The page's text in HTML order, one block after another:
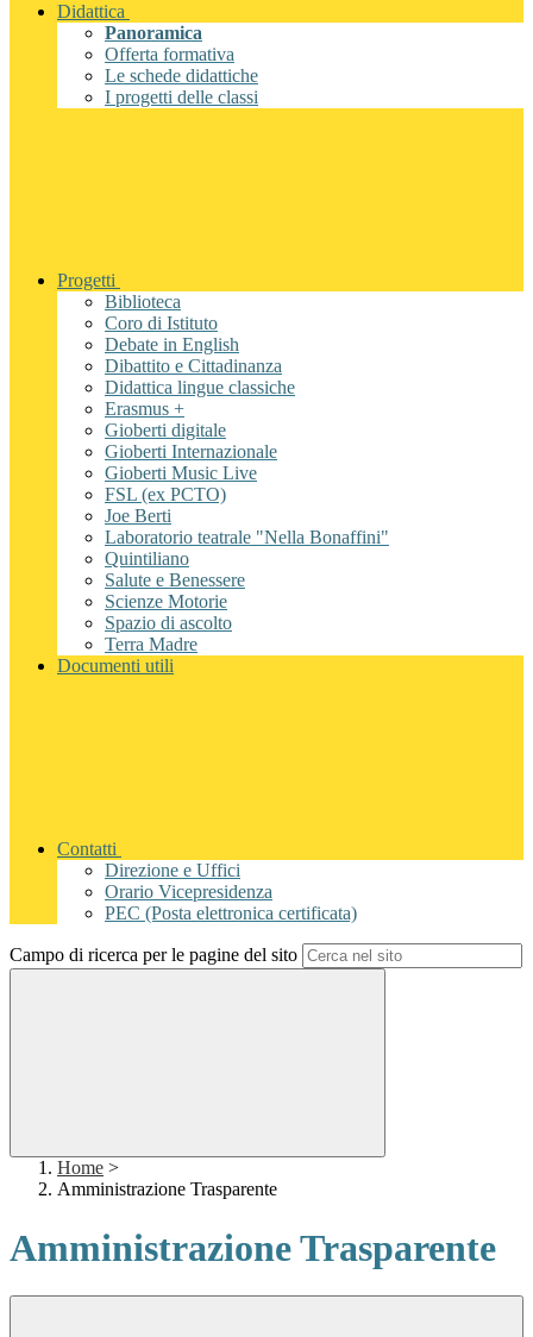
Didattica
Panoramica
Offerta formativa
Le schede didattiche
I progetti delle classi
Progetti
Biblioteca
Coro di Istituto
Debate in English
Dibattito e Cittadinanza
Didattica lingue classiche
Erasmus +
Gioberti digitale
Gioberti Internazionale
Gioberti Music Live
FSL (ex PCTO)
Joe Berti
Laboratorio teatrale "Nella Bonaffini"
Quintiliano
Salute e Benessere
Scienze Motorie
Spazio di ascolto
Terra Madre
Documenti utili
Contatti
Direzione e Uffici
Orario Vicepresidenza
PEC (Posta elettronica certificata)
Campo di ricerca per le pagine del sito
Home >
Amministrazione Trasparente
Amministrazione Trasparente